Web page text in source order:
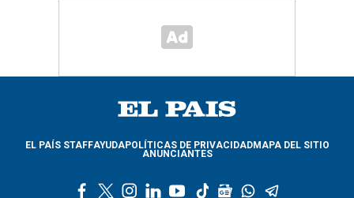
EL PAÍS STAFFAYUDAPOLÍTICAS DE PRIVACIDADMAPA DEL SITIO
ANUNCIANTES
l
y
t
g
w